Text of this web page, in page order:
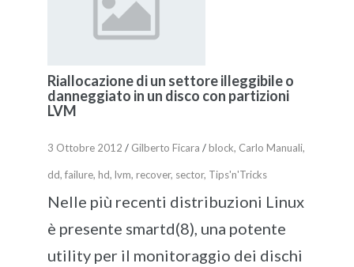
Riallocazione di un settore illeggibile o
danneggiato in un disco con partizioni
LVM
3 Ottobre 2012 / Gilberto Ficara /block, Carlo Manuali,
dd, failure, hd, lvm, recover, sector, Tips'n'Tricks
Nelle più recenti distribuzioni Linux
è presente smartd(8), una potente
utility per il monitoraggio dei dischi